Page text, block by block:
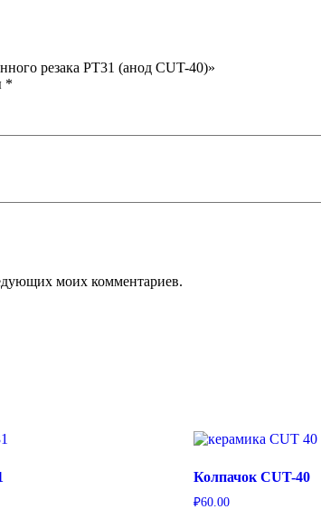
резака РТ31 (анод CUT-40)»
*
моих комментариев.
Колпачок CUT-40
₽60.00